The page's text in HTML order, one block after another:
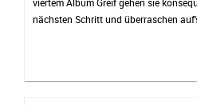
nächsten Schritt und überraschen